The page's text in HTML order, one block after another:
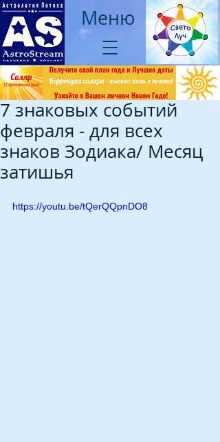
Меню
7 знаковых событий
февраля - для всех
знаков Зодиака/ Месяц
затишья
https://youtu.be/tQerQQpnDO8